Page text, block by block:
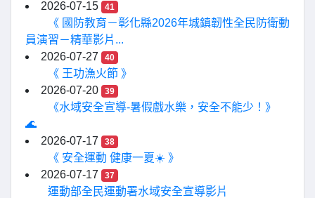
2026-07-15
41
《 國防教育－彰化縣2026年城鎮韌性全民防衛動
員演習－精華影片...
2026-07-27
40
《 王功漁火節 》
2026-07-20
39
《水域安全宣導-暑假戲水樂，安全不能少！》
🌊
2026-07-17
38
《 安全運動 健康一夏☀️ 》
2026-07-17
37
運動部全民運動署水域安全宣導影片